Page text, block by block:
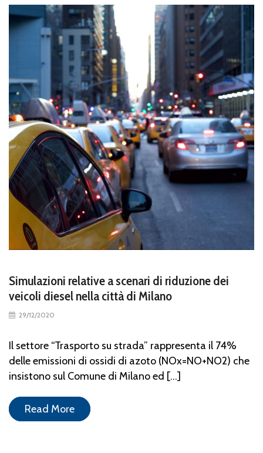
Simulazioni relative a scenari di riduzione dei
veicoli diesel nella città di Milano
29/12/2020
Il settore “Trasporto su strada” rappresenta il 74%
delle emissioni di ossidi di azoto (NOx=NO+NO2) che
insistono sul Comune di Milano ed [...]
Read More